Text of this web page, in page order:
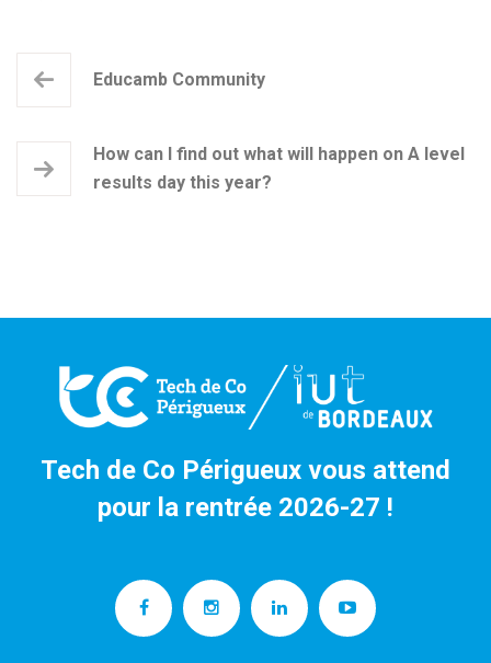
Educamb Community
How can I find out what will happen on A level
results day this year?
Tech de Co Périgueux vous attend
pour la rentrée 2026-27 !